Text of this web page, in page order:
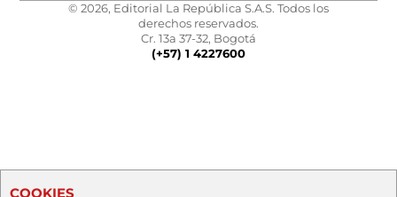
© 2026, Editorial La República S.A.S. Todos los
derechos reservados.
Cr. 13a 37-32, Bogotá
(+57) 1 4227600
COOKIES